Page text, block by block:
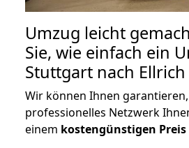
Umzug leicht
Sie, wie einfach ein
Stuttgart nach
Wir können Ihnen
professionelles Netzwerk
einem kostengünstigen Preis